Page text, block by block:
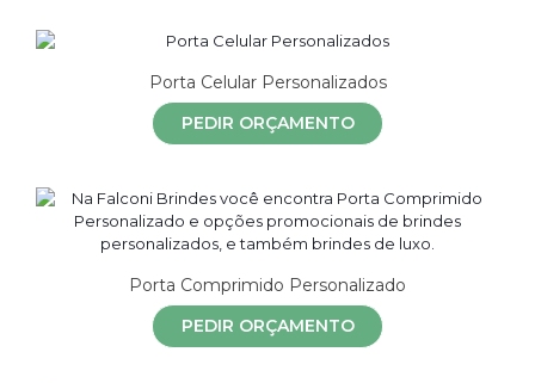
Porta Celular Personalizados
PEDIR ORÇAMENTO
Porta Comprimido Personalizado
PEDIR ORÇAMENTO